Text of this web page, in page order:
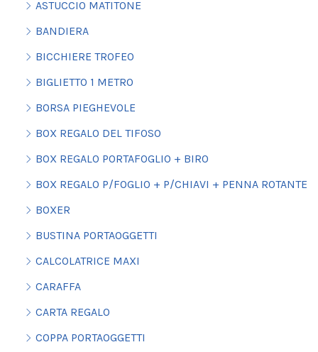
ASTUCCIO MATITONE
BANDIERA
BICCHIERE TROFEO
BIGLIETTO 1 METRO
BORSA PIEGHEVOLE
BOX REGALO DEL TIFOSO
BOX REGALO PORTAFOGLIO + BIRO
BOX REGALO P/FOGLIO + P/CHIAVI + PENNA ROTANTE
BOXER
BUSTINA PORTAOGGETTI
CALCOLATRICE MAXI
CARAFFA
CARTA REGALO
COPPA PORTAOGGETTI